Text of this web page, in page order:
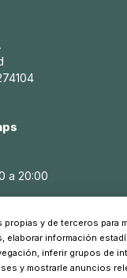
a 20:00
propias y de terceros para
elaborar información
inferir grupos de
y mostrarle anuncios